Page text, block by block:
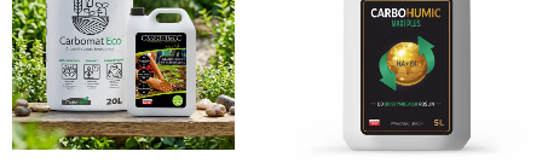
112.00 zł.100.00 zł.
350.00 zł.